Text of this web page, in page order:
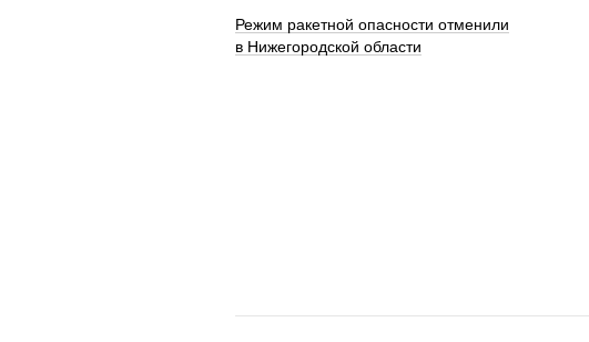
Режим ракетной опасности отменили
в Нижегородской области